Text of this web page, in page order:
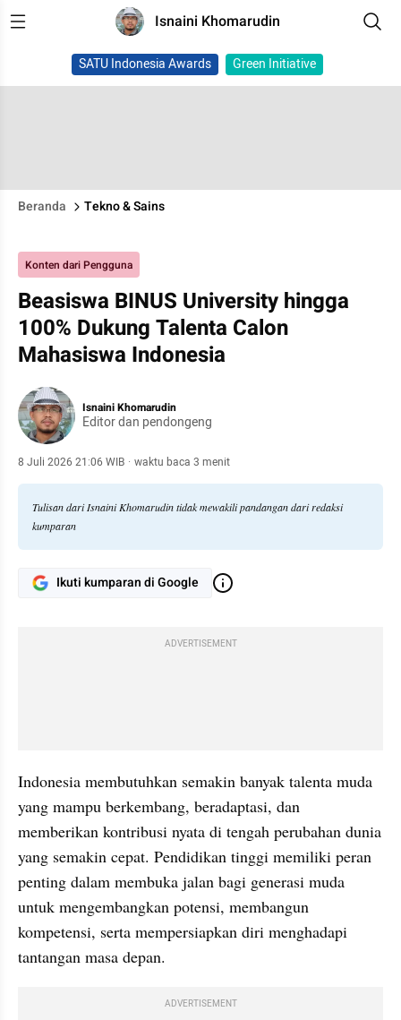
Isnaini Khomarudin
SATU Indonesia Awards Green Initiative
Beranda Tekno & Sains
Konten dari Pengguna
Beasiswa BINUS University hingga
100% Dukung Talenta Calon
Mahasiswa Indonesia
Isnaini Khomarudin
Editor dan pendongeng
8 Juli 2026 21:06 WIB · waktu baca 3 menit
Tulisan dari Isnaini Khomarudin tidak mewakili pandangan dari redaksi
kumparan
Ikuti kumparan di Google
ADVERTISEMENT
Indonesia membutuhkan semakin banyak talenta muda
yang mampu berkembang, beradaptasi, dan
memberikan kontribusi nyata di tengah perubahan dunia
yang semakin cepat. Pendidikan tinggi memiliki peran
penting dalam membuka jalan bagi generasi muda
untuk mengembangkan potensi, membangun
kompetensi, serta mempersiapkan diri menghadapi
tantangan masa depan.
ADVERTISEMENT